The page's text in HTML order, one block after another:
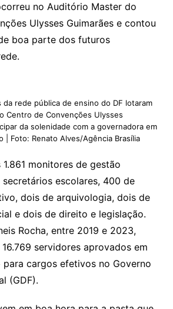
no Auditório Master do
Ulysses Guimarães e contou
boa parte dos futuros
rede pública de ensino do DF lotaram
Centro de Convenções Ulysses
da solenidade com a governadora em
| Foto: Renato Alves/Agência Brasília
1.861 monitores de gestão
escolares, 400 de
dois de arquivologia, dois de
e dois de direito e legislação.
Rocha, entre 2019 e 2023,
servidores aprovados em
cargos efetivos no Governo
(GDF).